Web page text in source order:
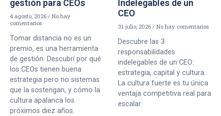
gestión para CEOs
4 agosto, 2026
No hay
comentarios
Tomar distancia no es un
premio, es una herramienta
de gestión. Descubrí por qué
los CEOs tienen buena
estrategia pero no sistemas
que la sostengan, y cómo la
cultura apalanca los
próximos diez años.
Indelegables de un
CEO
31 julio, 2026 No hay comentarios
Descubre las 3
responsabilidades
indelegables de un CEO:
estrategia, capital y cultura.
La cultura fuerte es tu única
ventaja competitiva real para
escalar.